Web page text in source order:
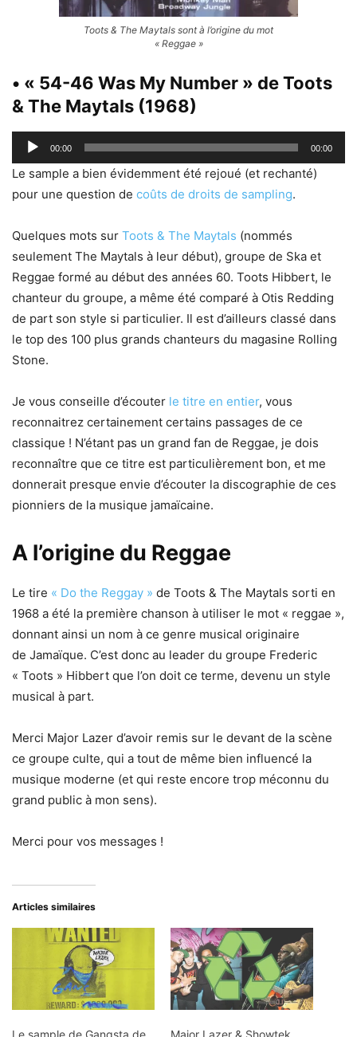
Toots & The Maytals sont à l’origine du mot
« Reggae »
• « 54-46 Was My Number » de Toots
& The Maytals (1968)
Lecteur
audio
00:00 00:00
Le sample a bien évidemment été rejoué (et rechanté)
pour une question de coûts de droits de sampling.
Quelques mots sur Toots & The Maytals (nommés
seulement The Maytals à leur début), groupe de Ska et
Reggae formé au début des années 60. Toots Hibbert, le
chanteur du groupe, a même été comparé à Otis Redding
de part son style si particulier. Il est d’ailleurs classé dans
le top des 100 plus grands chanteurs du magasine Rolling
Stone.
Je vous conseille d’écouter le titre en entier, vous
reconnaitrez certainement certains passages de ce
classique ! N’étant pas un grand fan de Reggae, je dois
reconnaître que ce titre est particulièrement bon, et me
donnerait presque envie d’écouter la discographie de ces
pionniers de la musique jamaïcaine.
A l’origine du Reggae
Le tire « Do the Reggay » de Toots & The Maytals sorti en
1968 a été la première chanson à utiliser le mot « reggae »,
donnant ainsi un nom à ce genre musical originaire
de Jamaïque. C’est donc au leader du groupe Frederic
« Toots » Hibbert que l’on doit ce terme, devenu un style
musical à part.
Merci Major Lazer d’avoir remis sur le devant de la scène
ce groupe culte, qui a tout de même bien influencé la
musique moderne (et qui reste encore trop méconnu du
grand public à mon sens).
Merci pour vos messages !
Articles similaires
Le sample de Gangsta de Major Lazer & Showtek,